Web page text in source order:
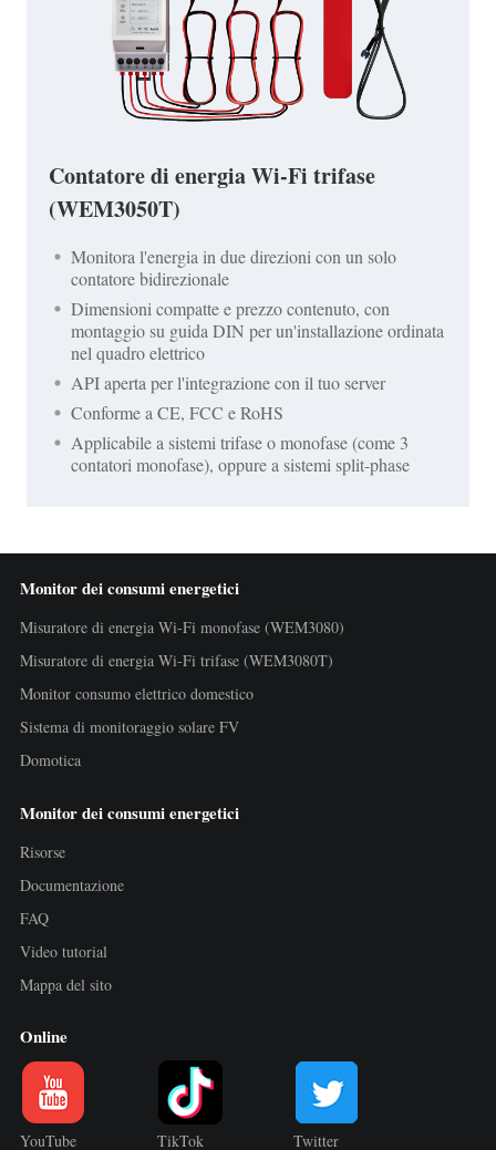
Contatore di energia Wi-Fi trifase
(WEM3050T)
Monitora l'energia in due direzioni con un solo
contatore bidirezionale
Dimensioni compatte e prezzo contenuto, con
montaggio su guida DIN per un'installazione ordinata
nel quadro elettrico
API aperta per l'integrazione con il tuo server
Conforme a CE, FCC e RoHS
Applicabile a sistemi trifase o monofase (come 3
contatori monofase), oppure a sistemi split-phase
Monitor dei consumi energetici
Misuratore di energia Wi-Fi monofase (WEM3080)
Misuratore di energia Wi-Fi trifase (WEM3080T)
Monitor consumo elettrico domestico
Sistema di monitoraggio solare FV
Domotica
Monitor dei consumi energetici
Risorse
Documentazione
FAQ
Video tutorial
Mappa del sito
Online
YouTube TikTok Twitter